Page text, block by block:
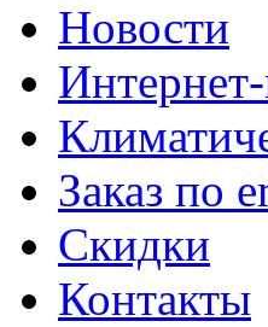
Новости
Заказ по
Скидки
Контакты